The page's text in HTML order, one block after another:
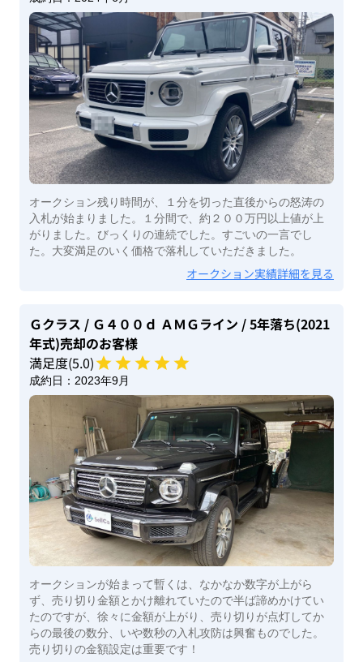
オークション残り時間が、１分を切った直後からの怒涛の
入札が始まりました。１分間で、約２００万円以上値が上
がりました。びっくりの連続でした。すごいの一言でし
た。大変満足のいく価格で落札していただきました。
オークション実績詳細を見る
Ｇクラス / Ｇ４００ｄ ＡＭＧライン / 5年落ち(2021
年式)売却のお客様
満足度(5.0)
成約日： 2023年9月
オークションが始まって暫くは、なかなか数字が上がら
ず、売り切り金額とかけ離れていたので半ば諦めかけてい
たのですが、徐々に金額が上がり、売り切りが点灯してか
らの最後の数分、いや数秒の入札攻防は興奮ものでした。
売り切りの金額設定は重要です！